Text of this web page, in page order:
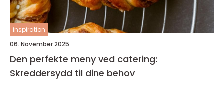
inspiration
06. November 2025
Den perfekte meny ved catering:
Skreddersydd til dine behov